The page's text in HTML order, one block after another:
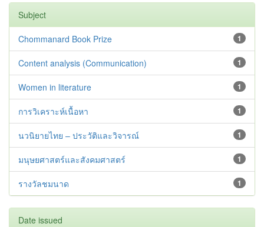
Subject
1
Chommanard Book Prize
1
Content analysis (Communication)
1
Women in literature
1
การวิเคราะห์เนื้อหา
1
นวนิยายไทย – ประวัติและวิจารณ์
1
มนุษยศาสตร์และสังคมศาสตร์
1
รางวัลชมนาด
Date issued